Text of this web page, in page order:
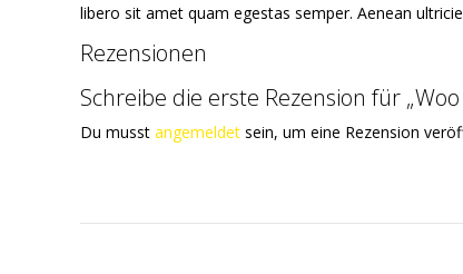
libero sit amet quam egestas semper. Aenean
Rezensionen
Schreibe die erste Rezension für
Du musst angemeldet sein, um eine Rezension